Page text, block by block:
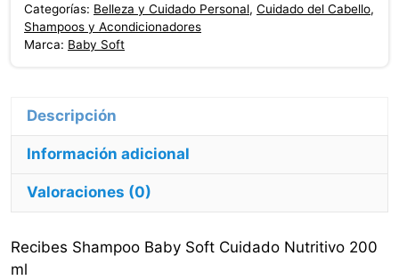
Nutritivo
Categorías: Belleza y Cuidado Personal, Cuidado del Cabello,
Shampoos y Acondicionadores
Marca: Baby Soft
Descripción
Información adicional
Valoraciones (0)
Recibes Shampoo Baby Soft Cuidado Nutritivo 200
ml